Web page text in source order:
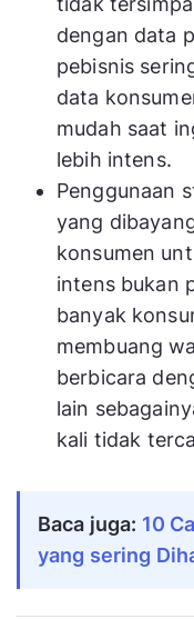
dengan data
pebisnis
data
mudah saat
lebih intens.
Penggunaan
yang
konsumen
intens bukan
banyak
membuang
berbicara
lain
kali tidak
Baca juga: 10
yang sering